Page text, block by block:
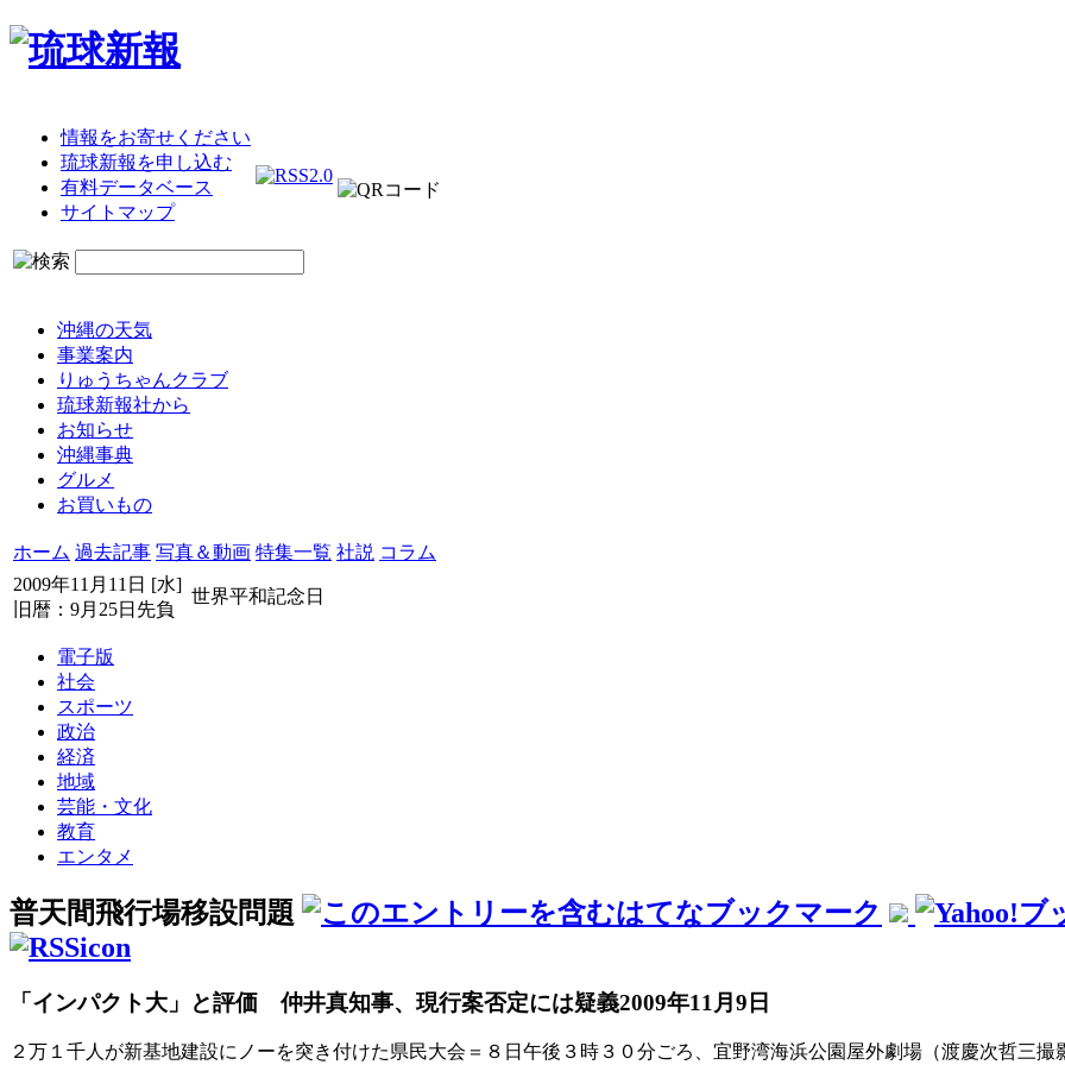
情報をお寄せください
琉球新報を申し込む
有料データベース
サイトマップ
沖縄の天気
事業案内
りゅうちゃんクラブ
琉球新報社から
お知らせ
沖縄事典
グルメ
お買いもの
ホーム 過去記事 写真＆動画 特集一覧 社説 コラム
2009年11月11日 [水]
旧暦：9月25日先負
世界平和記念日
電子版
社会
スポーツ
政治
経済
地域
芸能・文化
教育
エンタメ
普天間飛行場移設問題
「インパクト大」と評価 仲井真知事、現行案否定には疑義2009年11月9日
２万１千人が新基地建設にノーを突き付けた県民大会＝８日午後３時３０分ごろ、宜野湾海浜公園屋外劇場（渡慶次哲三撮